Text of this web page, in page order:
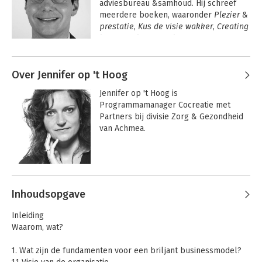
Wellbeing in
Wellbeing in
Briljante
adviesbureau &samhoud. Hij schreef
meerdere boeken, waaronder Plezier &
prestatie, Kus de visie wakker, Creating
Geelhoed
Kus de visie wakker
gezondheid
Over Jennifer op 't Hoog
Jennifer op 't Hoog is
Programmamanager Cocreatie met
Partners bij divisie Zorg & Gezondheid
van Achmea.
Andere boeken door Jennifer op 't
Hoog
Inhoudsopgave
Inleiding
Waarom, wat?
1. Wat zijn de fundamenten voor een briljant businessmodel?